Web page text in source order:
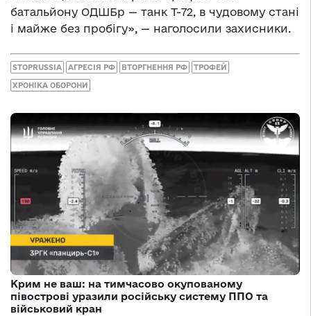
батальйону ОДШБр — танк Т-72, в чудовому стані
і майже без пробігу», — наголосили захисники.
STOPRUSSIA АГРЕСІЯ РФ ВТОРГНЕННЯ РФ ТРОФЕЙ
ХРОНІКА ОБОРОНИ
Крим не ваш: на тимчасово окупованому
півострові уразили російську систему ППО та
військовий кран